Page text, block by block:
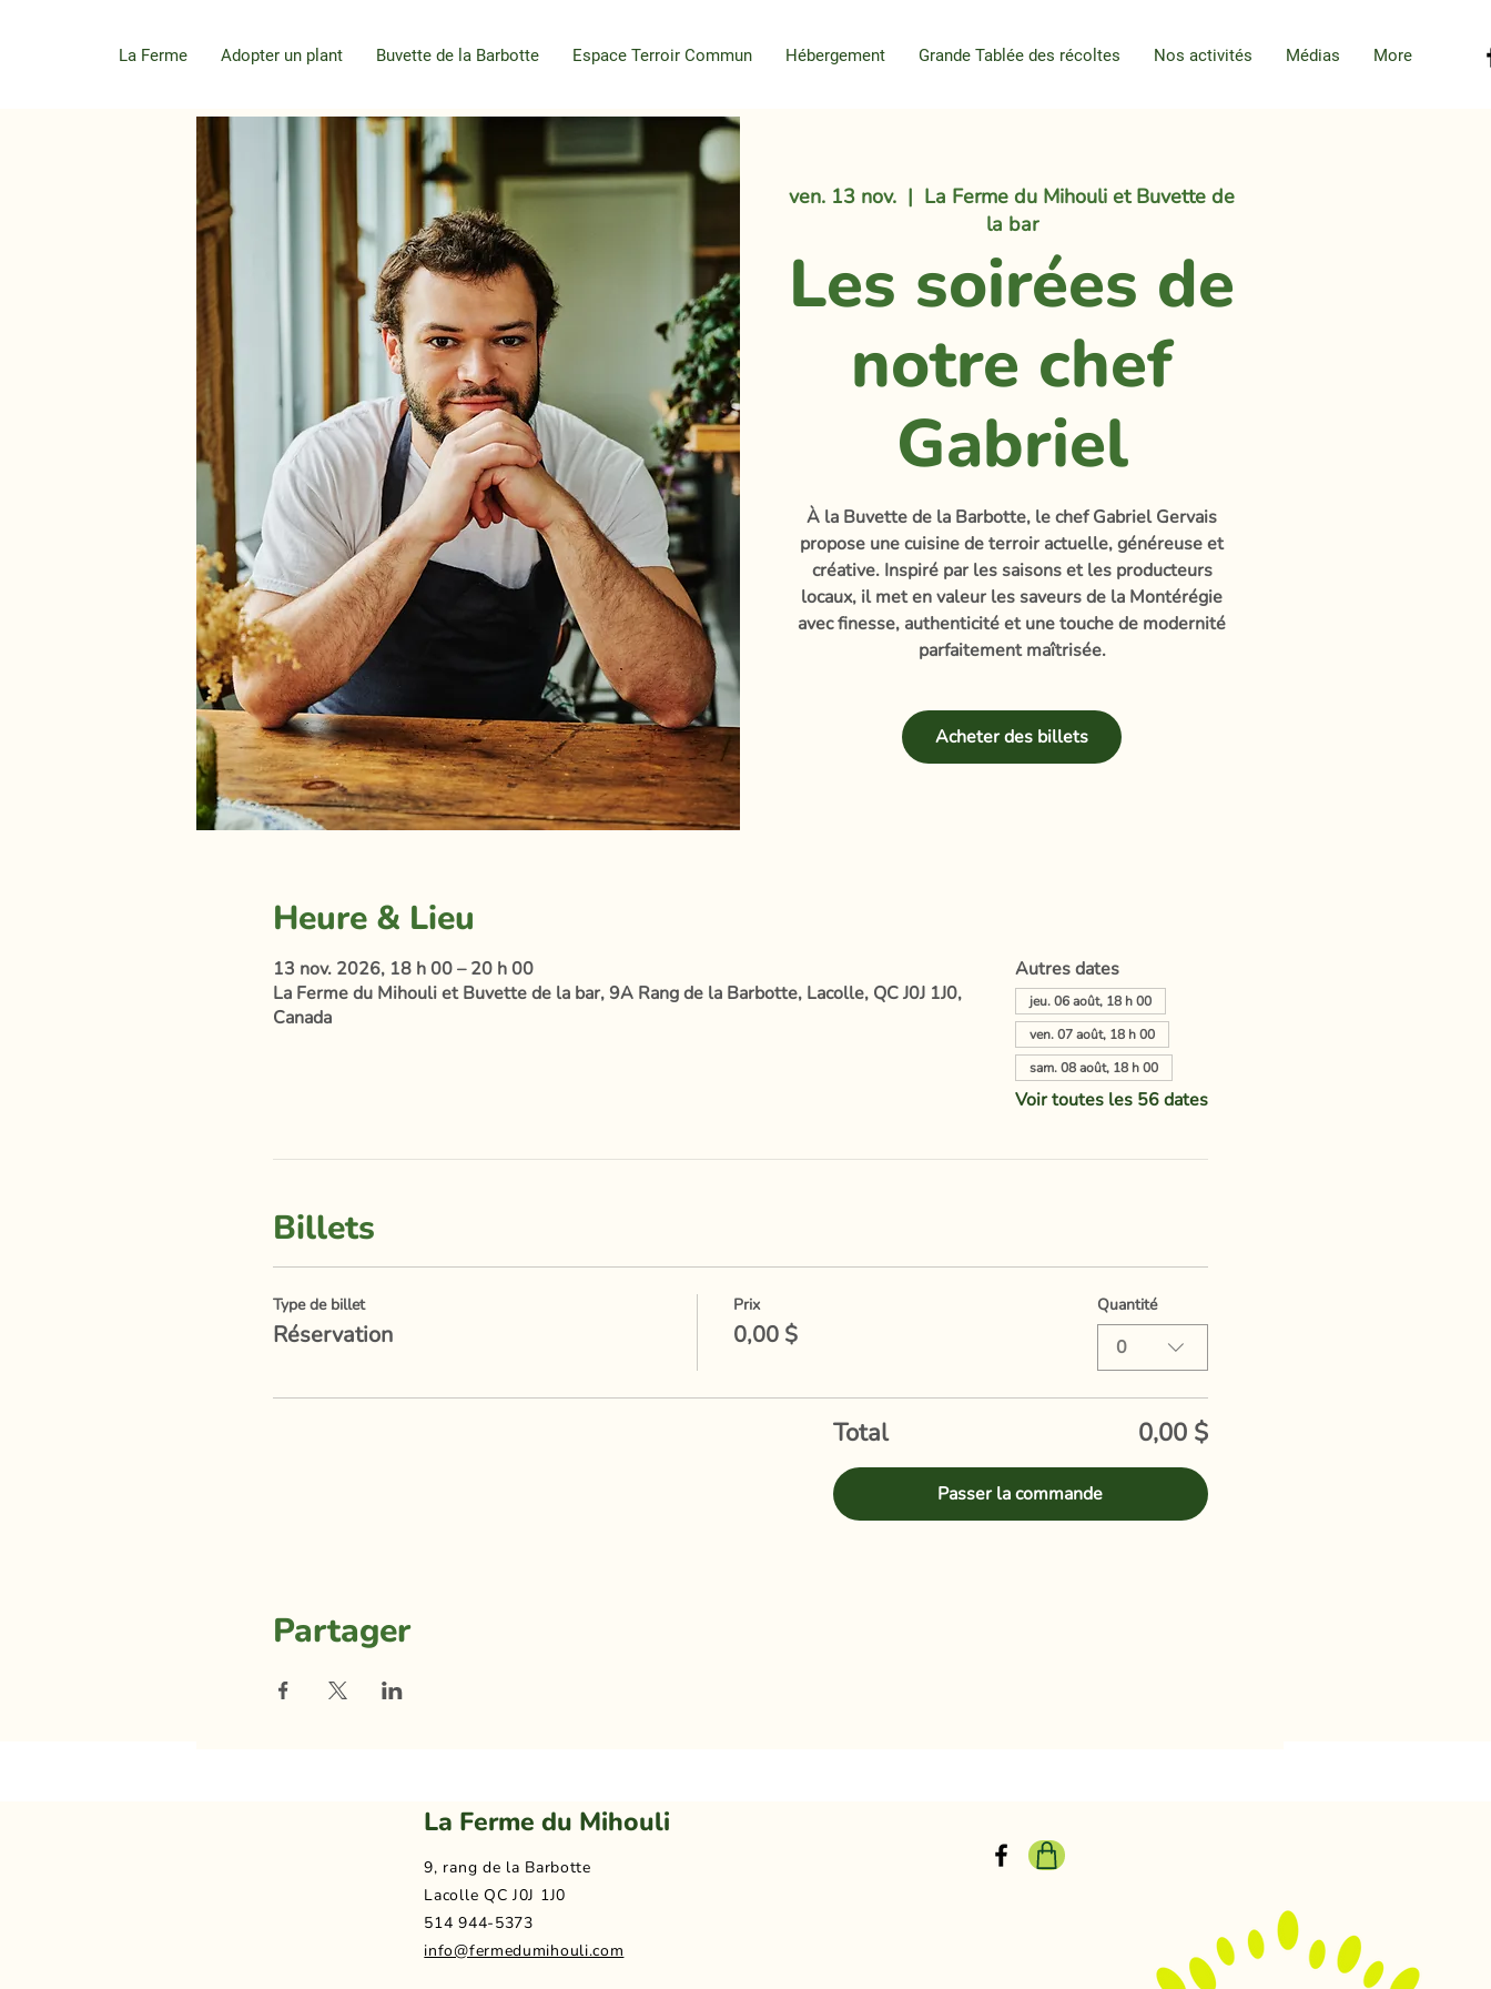
La Ferme Adopter un plant Buvette de la Barbotte Espace Terroir Commun Hébergement Grande Tablée des récoltes Nos activités Médias More
ven. 13 nov.
  |
La Ferme du Mihouli et Buvette de
la bar
Les soirées de
notre chef
Gabriel
À la Buvette de la Barbotte, le chef Gabriel Gervais
propose une cuisine de terroir actuelle, généreuse et
créative. Inspiré par les saisons et les producteurs
locaux, il met en valeur les saveurs de la Montérégie
avec finesse, authenticité et une touche de modernité
parfaitement maîtrisée.
Acheter des billets
Heure & Lieu
13 nov. 2026, 18 h 00 – 20 h 00
La Ferme du Mihouli et Buvette de la bar, 9A Rang de la Barbotte, Lacolle, QC J0J 1J0,
Canada
Autres dates
jeu. 06 août, 18 h 00
ven. 07 août, 18 h 00
sam. 08 août, 18 h 00
Voir toutes les 56 dates
Billets
Type de billet
Réservation
Prix
0,00 $
Quantité
0
Total 0,00 $
Passer la commande
Partager
La Ferme du Mihouli
9, rang de la Barbotte
Lacolle QC J0J 1J0
514 944-5373
info@fermedumihouli.com